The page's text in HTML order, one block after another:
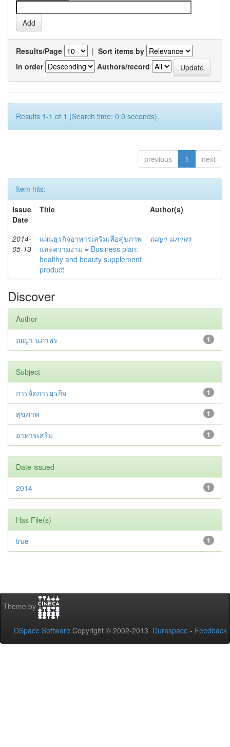
Results/Page | Sort items by
In order
Authors/record
Results 1-1 of 1 (Search time: 0.0 seconds).
previous 1 next
Item hits:
Issue
Date
Title Author(s)
2014-
05-13
แผนธุรกิจอาหารเสริมเพื่อสุขภาพ
และความงาม = Business plan:
healthy and beauty supplement
product
ณญา นภาพร
Discover
Author
1
ณญา นภาพร
Subject
1
การจัดการธุรกิจ
1
สุขภาพ
1
อาหารเสริม
Date issued
1
2014
Has File(s)
1
true
Theme by
DSpace Software Copyright © 2002-2013 Duraspace - Feedback